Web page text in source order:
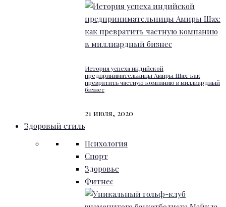
История успеха индийской
предпринимательницы Амиры Шах: как
превратить частную компанию в миллиардный
бизнес
21 июля, 2020
Здоровый стиль
Психология
Спорт
Здоровье
Фитнес